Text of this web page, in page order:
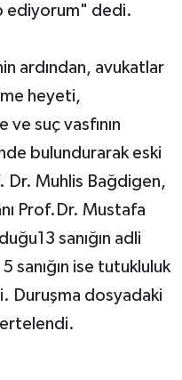
ediyorum" dedi.
ardından, avukatlar
heyeti,
suç vasfının
bulundurarak eski
Dr. Muhlis Bağdigen,
Prof.Dr. Mustafa
sanığın adli
sanığın ise tutukluluk
Duruşma dosyadaki